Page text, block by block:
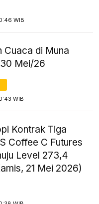
WIB
Cuaca di Muna
Mei/26
WIB
Kontrak Tiga
Coffee C Futures
Level 273,4
21 Mei 2026)